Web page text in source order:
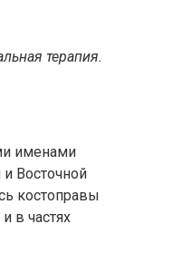
терапия.
именами
Восточной
костоправы
в частях